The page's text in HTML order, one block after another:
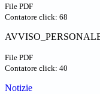
File PDF
Contatore click: 68
File PDF
Contatore click: 40
Notizie